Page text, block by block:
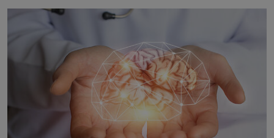
Hodně času tráví na zemi, kde sbírá zbytky semínek
Jeho domovinou je prakticky celá Austrálie s
výjimkou pobřežní oblasti.